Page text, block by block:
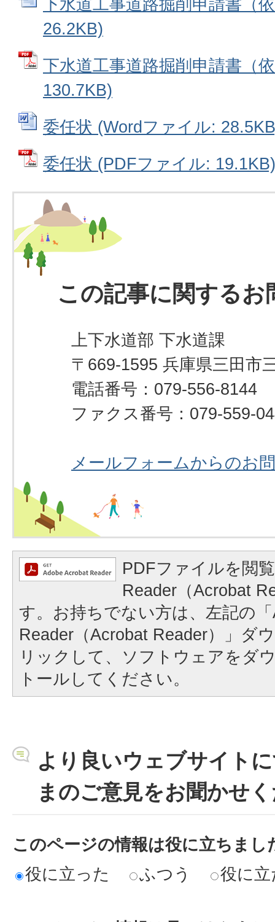
下水道工事道路掘削申請書（
26.2KB)
下水道工事道路掘削申請書（
130.7KB)
委任状 (Wordファイル:
委任状 (PDFファイル: 19.1KB)
この記事に関するお
上下水道部 下水道課
〒669-1595 兵庫県三田市
電話番号：079-556-8144
ファクス番号：079-559-
メールフォームからのお
PDFファイルを閲
Reader（Acrobat
す。お持ちでない方は、左記の
Reader（Acrobat Reader）」ダ
リックして、ソフトウェアをダ
トールしてください。
より良いウェブサイト
まのご意見をお聞かせ
このページの情報は役に立ちまし
役に立った
ふつう 役に